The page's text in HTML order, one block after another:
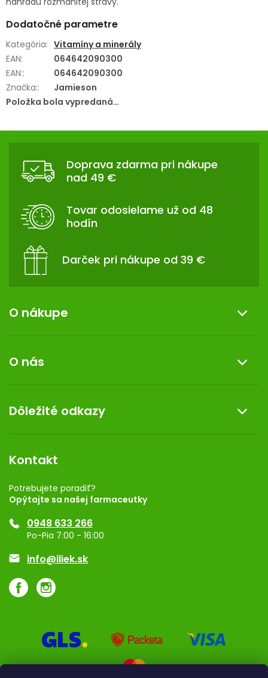
Dodatočné parametre
Kategória: Vitamíny a minerály
EAN:
064642090300
EAN::
064642090300
Značka::
Jamieson
Položka bola vypredaná…
Doprava zdarma pri nákupe
nad 49 €
Tovar odosielame už od 48
hodín
Darček pri nákupe od 39 €
O nákupe
Reklamácia a vrátenie tovaru
Doprava a platba
Darček k nákupu
O nás
Kontakt
Dermocentrum
Dôležité odkazy
Rozhodnutie na prevádzku
Registrácia
Ponuka pre firmy
Značky
Kontakt
Potrebujete poradiť?
Opýtajte sa našej farmaceutky
0948 633 266
Po-Pia 7:00 - 16:00
info@iliek.sk